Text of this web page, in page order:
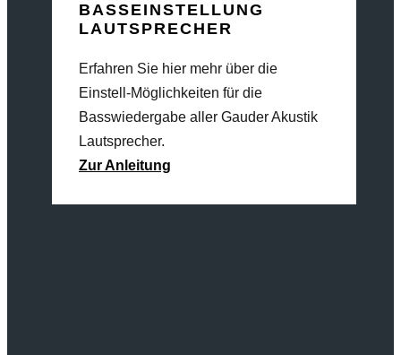
BASSEINSTELLUNG
LAUTSPRECHER
Erfahren Sie hier mehr über die
Einstell-Möglichkeiten für die
Basswiedergabe aller Gauder Akustik
Lautsprecher.
Zur Anleitung